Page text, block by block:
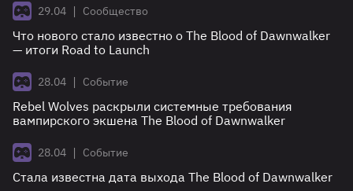
29.04 | Сообщество
Что нового стало известно о The Blood of Dawnwalker
— итоги Road to Launch
28.04 | Событие
Rebel Wolves раскрыли системные требования
вампирского экшена The Blood of Dawnwalker
28.04 | Событие
Стала известна дата выхода The Blood of Dawnwalker